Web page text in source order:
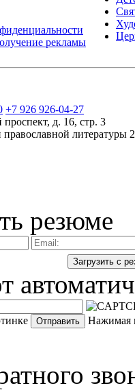
рекламы
+7 926 926-04-27
проспект, д. 16, стр. 3
литературы
резюме
Нажимая